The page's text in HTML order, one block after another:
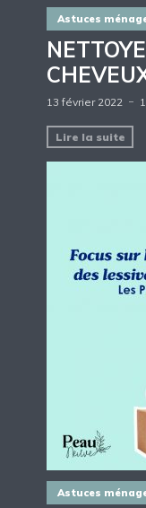
Astuces
13 février 2022
Lire la suite
Astuces